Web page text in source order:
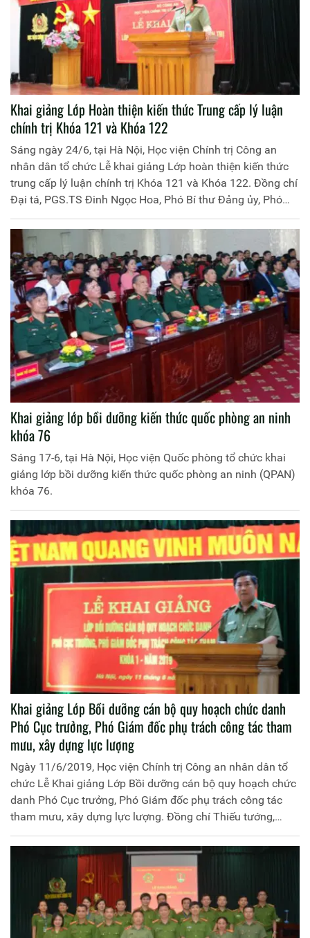
Khai giảng Lớp Hoàn thiện kiến thức Trung cấp lý luận
chính trị Khóa 121 và Khóa 122
Sáng ngày 24/6, tại Hà Nội, Học viện Chính trị Công an
nhân dân tổ chức Lễ khai giảng Lớp hoàn thiện kiến thức
trung cấp lý luận chính trị Khóa 121 và Khóa 122. Đồng chí
Đại tá, PGS.TS Đinh Ngọc Hoa, Phó Bí thư Đảng ủy, Phó
Giám đốc Học viện Chính trị Công an nhân dân, chủ trì buổi
lễ. Tham dự có lãnh đạo các phòng chức năng của Cục
Đào tạo; đại diện lãnh đạo các đơn vị chức năng trong Học
viện cùng toàn thể 200 học viên 02 khóa học.
Khai giảng lớp bồi dưỡng kiến thức quốc phòng an ninh
khóa 76
Sáng 17-6, tại Hà Nội, Học viện Quốc phòng tổ chức khai
giảng lớp bồi dưỡng kiến thức quốc phòng an ninh (QPAN)
khóa 76.
Khai giảng Lớp Bồi dưỡng cán bộ quy hoạch chức danh
Phó Cục trưởng, Phó Giám đốc phụ trách công tác tham
mưu, xây dựng lực lượng
Ngày 11/6/2019, Học viện Chính trị Công an nhân dân tổ
chức Lễ Khai giảng Lớp Bồi dưỡng cán bộ quy hoạch chức
danh Phó Cục trưởng, Phó Giám đốc phụ trách công tác
tham mưu, xây dựng lực lượng. Đồng chí Thiếu tướng,
PGS.TS Trần Vi Dân, Giám đốc Học viện Chính trị Công an
nhân dân chủ trì buổi Lễ.